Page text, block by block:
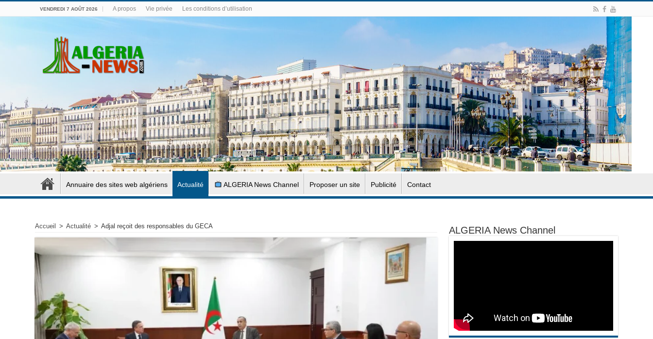
VENDREDI 7 AOÛT 2026 A propos Vie privée Les conditions d’utilisation
Annuaire des sites web algériens Actualité ALGERIA News Channel Proposer un site Publicité Contact
Accueil > Actualité > Adjal reçoit des responsables du GECA ALGERIA News Channel